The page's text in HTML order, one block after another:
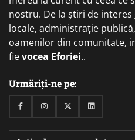
nostru. De la știri de
locale, administrație
oamenilor din comunitate,
fievocea Eforiei..
Urmăriți-ne pe:
FacebookInstagramTwitterLinkedin